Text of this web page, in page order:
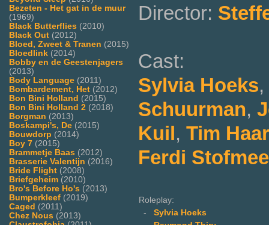
Bezeten - Het gat in de muur
(1969)
Black Butterflies (2010)
Black Out (2012)
Bloed, Zweet & Tranen (2015)
Bloedlink (2014)
Bobby en de Geestenjagers
(2013)
Body Language (2011)
Bombardement, Het (2012)
Bon Bini Holland (2015)
Bon Bini Holland 2 (2018)
Borgman (2013)
Boskampi's, De (2015)
Bouwdorp (2014)
Boy 7 (2015)
Brammetje Baas (2012)
Brasserie Valentijn (2016)
Bride Flight (2008)
Briefgeheim (2010)
Bro's Before Ho's (2013)
Bumperkleef (2019)
Caged (2011)
Chez Nous (2013)
Director:
Cast:
Sylvia Hoeks,
Schuurman,
Kuil, Tim
Ferdi
Roleplay:
- Sylvia Hoeks